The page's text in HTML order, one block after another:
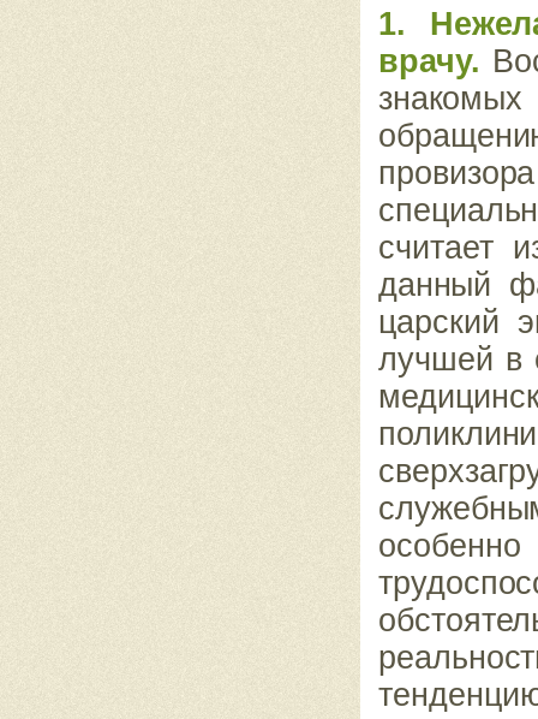
1.
врачу.
считает
данный
царский
лучшей в
медицин­